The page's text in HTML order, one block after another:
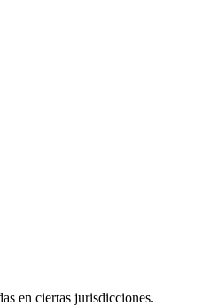
en ciertas jurisdicciones.